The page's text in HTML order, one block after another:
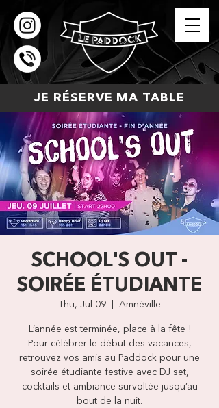
JE RÉSERVE MA TABLE
SCHOOL'S OUT -
SOIRÉE ÉTUDIANTE
Thu, Jul 09 Amnéville
L’année est terminée, place à la fête !
Pour célébrer le début des vacances,
retrouvez vos amis au Paddock pour une
soirée étudiante festive avec DJ set,
cocktails et ambiance survoltée jusqu’au
bout de la nuit.